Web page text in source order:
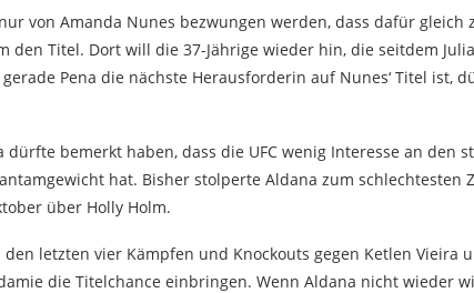
von Amanda Nunes bezwungen werden, dass dafür gleich
den Titel. Dort will die 37-Jährige wieder hin, die seitdem
Pena die nächste Herausforderin auf Nunes‘ Titel ist,
dürfte bemerkt haben, dass die UFC wenig Interesse an den
hat. Bisher stolperte Aldana zum schlechtesten
über Holly Holm.
letzten vier Kämpfen und Knockouts gegen Ketlen Vieira
die Titelchance einbringen. Wenn Aldana nicht wieder